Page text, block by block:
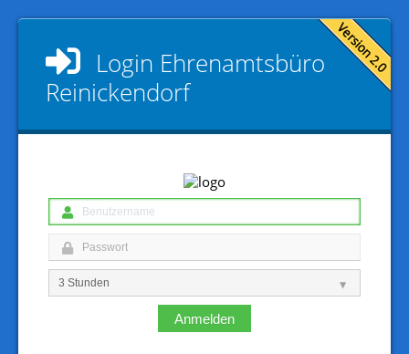
Login Ehrenamtsbüro
Reinickendorf
Anmelden